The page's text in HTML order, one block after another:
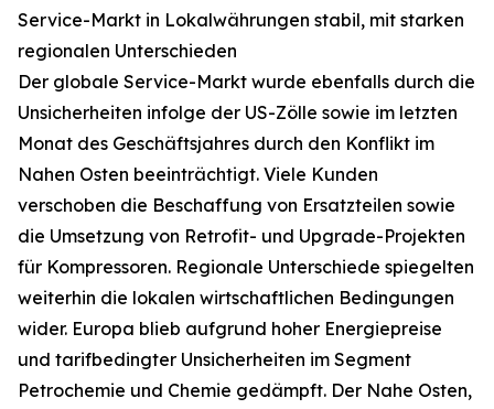
Service-Markt in Lokalwährungen stabil, mit starken
regionalen Unterschieden
Der globale Service-Markt wurde ebenfalls durch die
Unsicherheiten infolge der US-Zölle sowie im letzten
Monat des Geschäftsjahres durch den Konflikt im
Nahen Osten beeinträchtigt. Viele Kunden
verschoben die Beschaffung von Ersatzteilen sowie
die Umsetzung von Retrofit- und Upgrade-Projekten
für Kompressoren. Regionale Unterschiede spiegelten
weiterhin die lokalen wirtschaftlichen Bedingungen
wider. Europa blieb aufgrund hoher Energiepreise
und tarifbedingter Unsicherheiten im Segment
Petrochemie und Chemie gedämpft. Der Nahe Osten,